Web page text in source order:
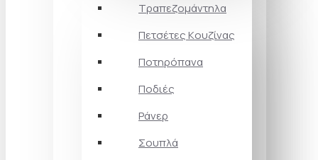
Τραπεζομάντηλα
Πετσέτες Kουζίνας
Ποτηρόπανα
Ποδιές
Ράνερ
Σουπλά